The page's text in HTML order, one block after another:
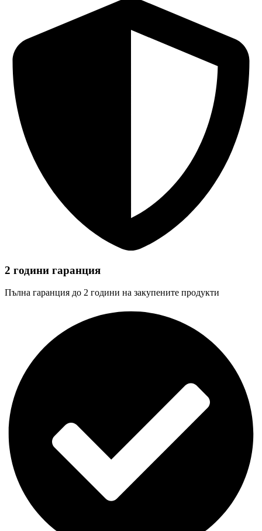
2 години гаранция
Пълна гаранция до 2 години на закупените продукти